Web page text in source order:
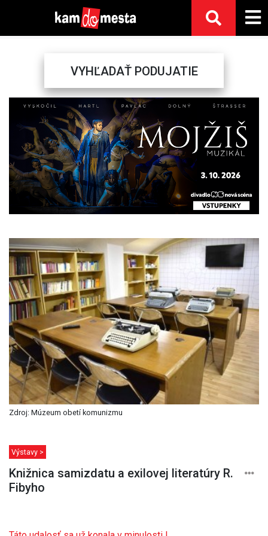
VYHĽADAŤ PODUJATIE
Previous
Zdroj: Múzeum obetí komunizmu
Výstavy >
Knižnica samizdatu a exilovej literatúry R.
Fibyho